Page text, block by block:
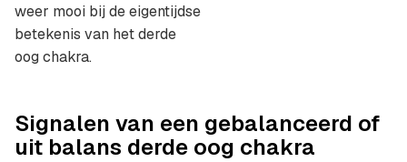
weer mooi bij de eigentijdse
betekenis van het derde
oog chakra.
Signalen van een gebalanceerd of
uit balans derde oog chakra